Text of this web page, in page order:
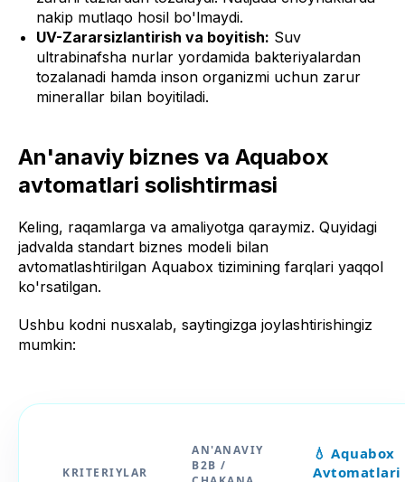
nakip mutlaqo hosil bo'lmaydi.
UV-Zararsizlantirish va boyitish: Suv
ultrabinafsha nurlar yordamida bakteriyalardan
tozalanadi hamda inson organizmi uchun zarur
minerallar bilan boyitiladi.
An'anaviy biznes va Aquabox
avtomatlari solishtirmasi
Keling, raqamlarga va amaliyotga qaraymiz. Quyidagi
jadvalda standart biznes modeli bilan
avtomatlashtirilgan Aquabox tizimining farqlari yaqqol
ko'rsatilgan.
Ushbu kodni nusxalab, saytingizga joylashtirishingiz
mumkin:
KRITERIYLAR
AN'ANAVIY
B2B /
💧 Aquabox
Avtomatlari